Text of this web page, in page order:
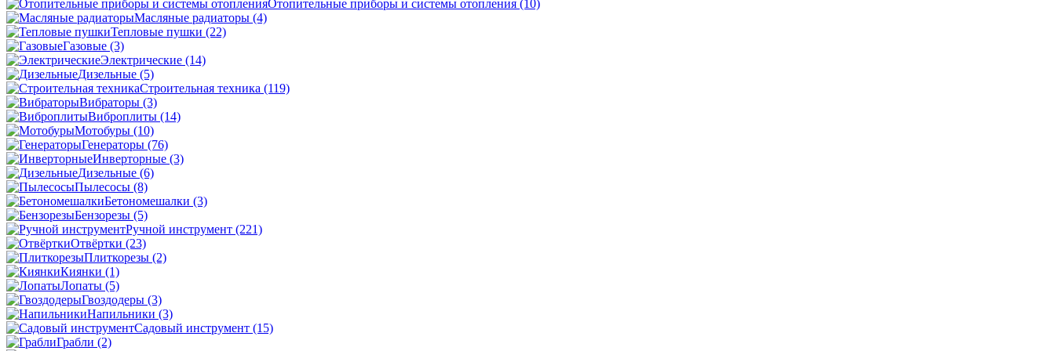
Отопительные приборы и системы отопления (10)
Масляные радиаторы (4)
Тепловые пушки (22)
Газовые (3)
Электрические (14)
Дизельные (5)
Строительная техника (119)
Вибраторы (3)
Виброплиты (14)
Мотобуры (10)
Генераторы (76)
Инверторные (3)
Дизельные (6)
Пылесосы (8)
Бетономешалки (3)
Бензорезы (5)
Ручной инструмент (221)
Отвёртки (23)
Плиткорезы (2)
Киянки (1)
Лопаты (5)
Гвоздодеры (3)
Напильники (3)
Садовый инструмент (15)
Грабли (2)